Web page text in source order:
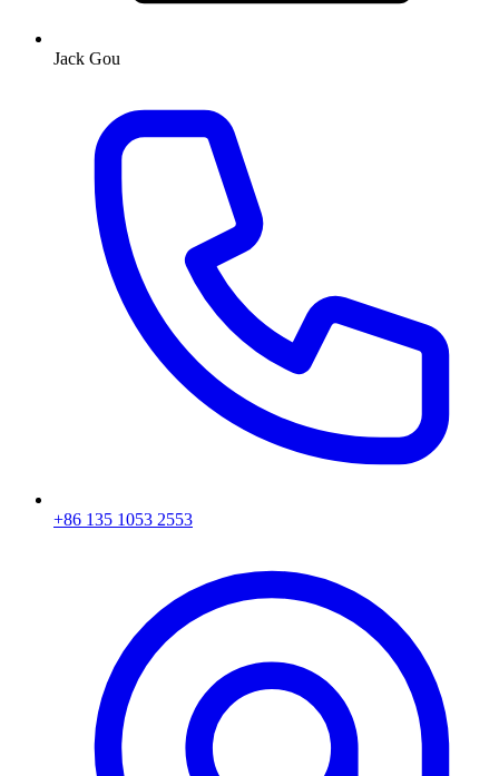
Jack Gou
+86 135 1053 2553